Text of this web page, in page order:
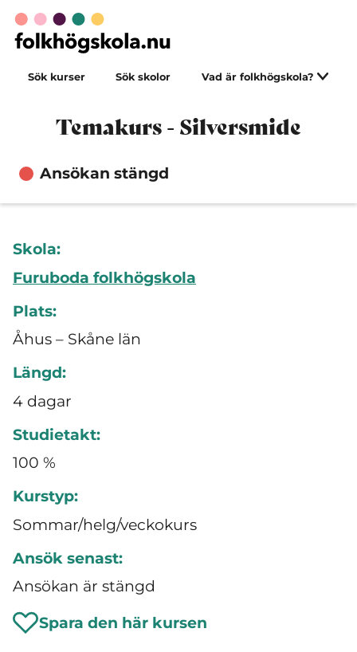
Sök kurser Sök skolor Vad är folkhögskola?
Temakurs - Silversmide
Ansökan stängd
Skola:
Furuboda folkhögskola
Plats:
Åhus – Skåne län
Längd:
4 dagar
Studietakt:
100 %
Kurstyp:
Sommar/helg/veckokurs
Ansök senast:
Ansökan är stängd
Spara den här kursen